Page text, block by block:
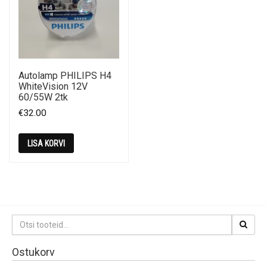
Autolamp PHILIPS H4
WhiteVision 12V
60/55W 2tk
€32.00
LISA KORVI
Otsi:
Ostukorv